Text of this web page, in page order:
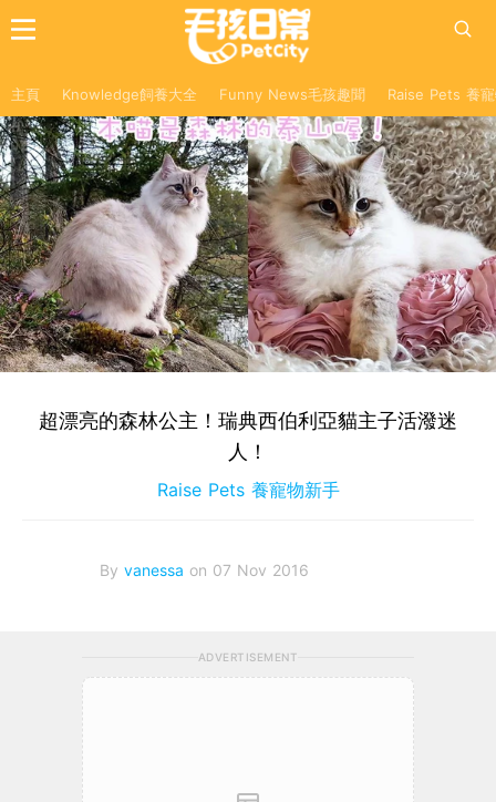
主頁 Knowledge飼養大全 Funny News毛孩趣聞 Raise Pets 養
超漂亮的森林公主！瑞典西伯利亞貓主子活潑迷
人！
Raise Pets 養寵物新手
By vanessa on 07 Nov 2016
ADVERTISEMENT